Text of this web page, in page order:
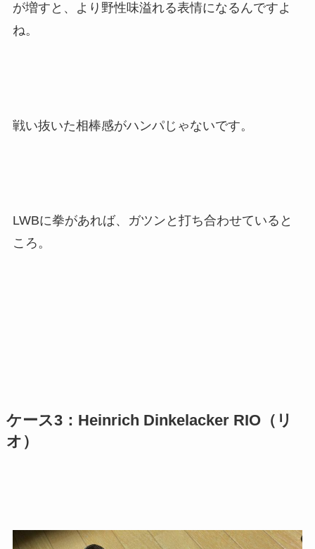
が増すと、より野性味溢れる表情になるんですよ
ね。
戦い抜いた相棒感がハンパじゃないです。
LWBに拳があれば、ガツンと打ち合わせていると
ころ。
ケース3：Heinrich Dinkelacker RIO（リ
オ）